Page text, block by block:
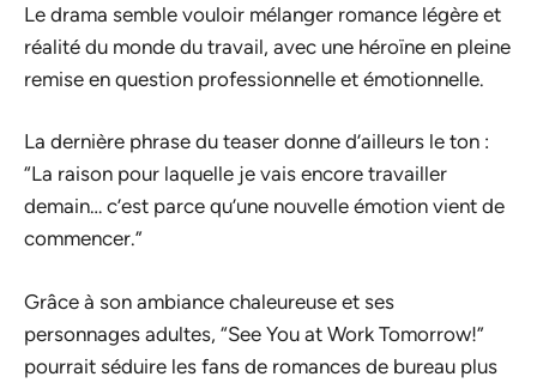
Le drama semble vouloir mélanger romance légère et
réalité du monde du travail, avec une héroïne en pleine
remise en question professionnelle et émotionnelle.
La dernière phrase du teaser donne d’ailleurs le ton :
“La raison pour laquelle je vais encore travailler
demain… c’est parce qu’une nouvelle émotion vient de
commencer.”
Grâce à son ambiance chaleureuse et ses
personnages adultes, “See You at Work Tomorrow!”
pourrait séduire les fans de romances de bureau plus